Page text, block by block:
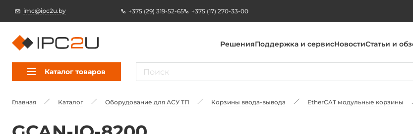
imc@ipc2u.by +375 (29) 319-52-65 +375 (17) 270-33-00
РешенияПоддержка и сервисНовостиСтатьи и
Каталог товаров
Главная Каталог Оборудование для АСУ ТП Корзины ввода-вывода EtherCAT модульные корзины